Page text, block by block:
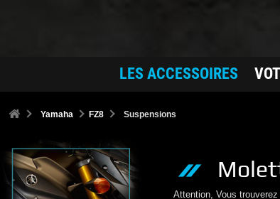
LES ACCESSOIRES
Yamaha FZ8 Suspensions
Attention, Vous